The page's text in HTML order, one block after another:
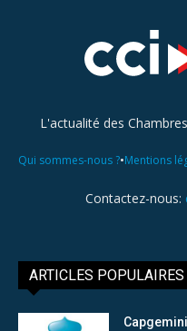
L'actualité des
Qui sommes-nous ?•Mentions
Contactez-nous:
ARTICLES POPULAIRES